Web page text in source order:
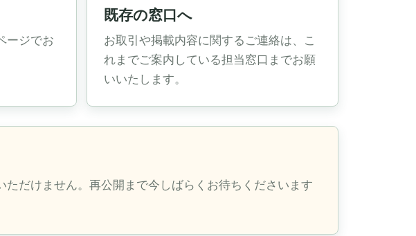
ージでお
既存の窓口へ
お取引や掲載内容に関するご連絡は、こ
れまでご案内している担当窓口までお願
いいたします。
だけません。再公開まで今しばらくお待ちくださいます